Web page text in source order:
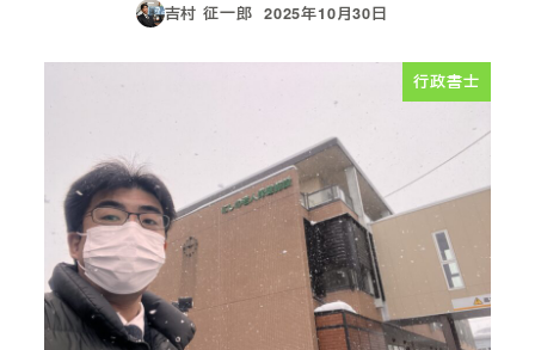
吉村 征一郎
投稿日
2025年10月30日
行政書士